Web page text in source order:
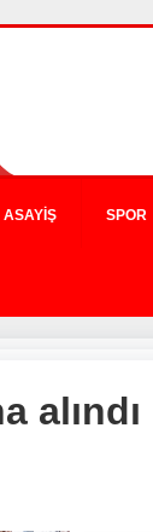
ASAYIŞ SPOR
alındı